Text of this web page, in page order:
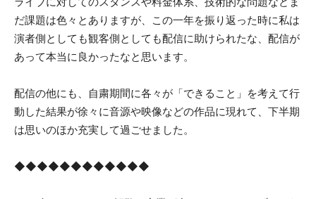
だ課題は色々とありますが、この一年を振り返った時に私は
演者側としても観客側としても配信に助けられたな、配信が
あって本当に良かったなと思います。
配信の他にも、自粛期間に各々が「できること」を考えて行
動した結果が徐々に音源や映像などの作品に現れて、下半期
は思いのほか充実して過ごせました。
◆◆◆◆◆◆◆◆◆◆◆◆